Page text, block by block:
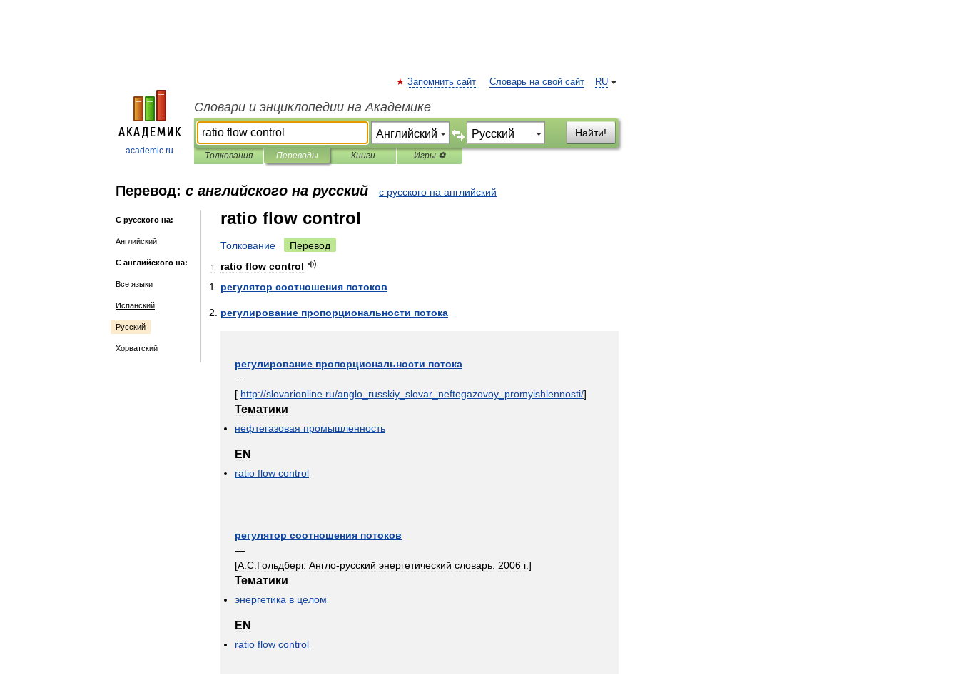
academic.ru
RU
Запомнить сайт Словарь на свой сайт
Словари и энциклопедии на Академике
Найти!
Толкования Переводы Книги Игры ⚽
Перевод: с английского на русский с русского на английский
С русского на:
Английский
С английского на:
Все языки
Испанский
Русский
Хорватский
ratio flow control
Толкование Перевод
1 ratio flow control
регулятор соотношения потоков
регулирование пропорциональности потока
регулирование пропорциональности потока
—
[ http://slovarionline ru/anglo russkiy slovar neftegazovoy promyishlennosti/]
Тематики
нефтегазовая промышленность
EN
ratio flow control
регулятор соотношения потоков
—
[А С Гольдберг. Англо-русский энергетический словарь 2006 г.]
Тематики
энергетика в целом
EN
ratio flow control